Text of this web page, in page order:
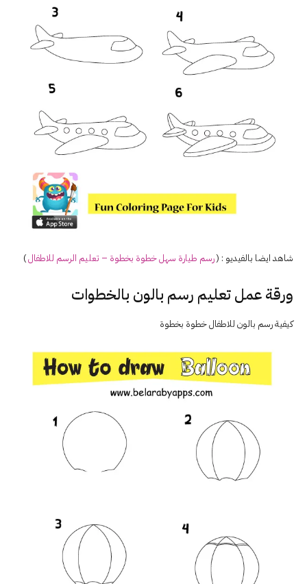
شاهد ايضا بالفيديو : (رسم طيارة سهل خطوة بخطوة – تعليم الرسم للاطفال)
ورقة عمل تعليم رسم بالون بالخطوات
كيفية رسم بالون للاطفال خطوة بخطوة